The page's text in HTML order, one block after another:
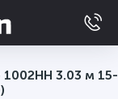
3.03 м 15-